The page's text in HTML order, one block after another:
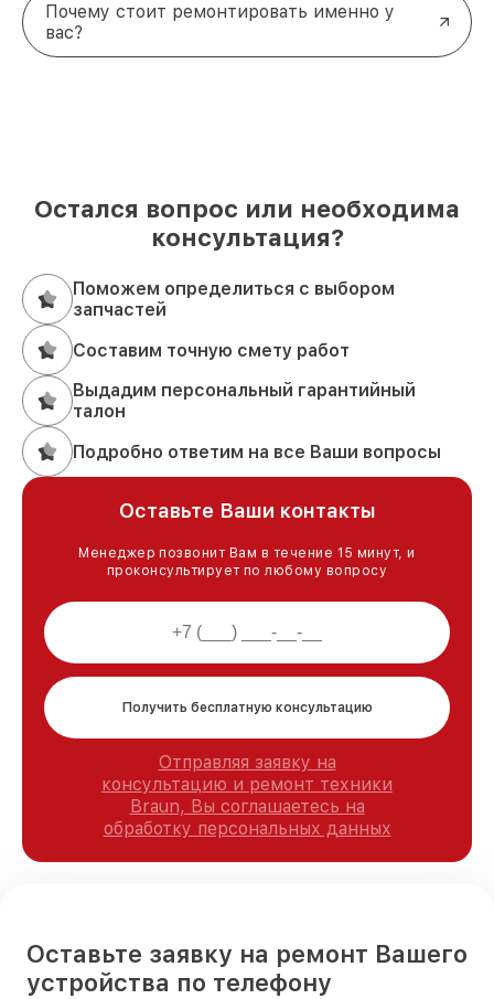
Почему стоит ремонтировать именно у
вас?
Остался вопрос или необходима
консультация?
Поможем определиться с выбором
запчастей
Составим точную смету работ
Выдадим персональный гарантийный
талон
Подробно ответим на все Ваши вопросы
Оставьте Ваши контакты
Менеджер позвонит Вам в течение 15 минут, и
проконсультирует по любому вопросу
Получить бесплатную консультацию
Отправляя заявку на
консультацию и ремонт техники
Braun, Вы соглашаетесь на
обработку персональных данных
Оставьте заявку на ремонт Вашего
устройства по телефону